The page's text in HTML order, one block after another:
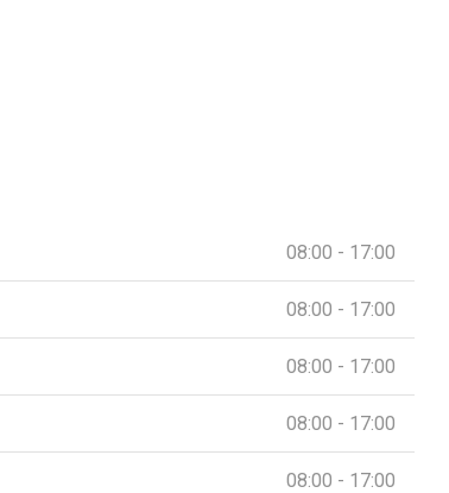
08:00 - 17:00
08:00 - 17:00
08:00 - 17:00
08:00 - 17:00
08:00 - 17:00